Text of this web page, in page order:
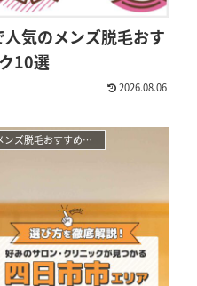
人気のメンズ脱毛おす
10選
2026.08.06
【2026年最新】市区町村で人気のメンズ脱毛おすすめサロン・クリニック